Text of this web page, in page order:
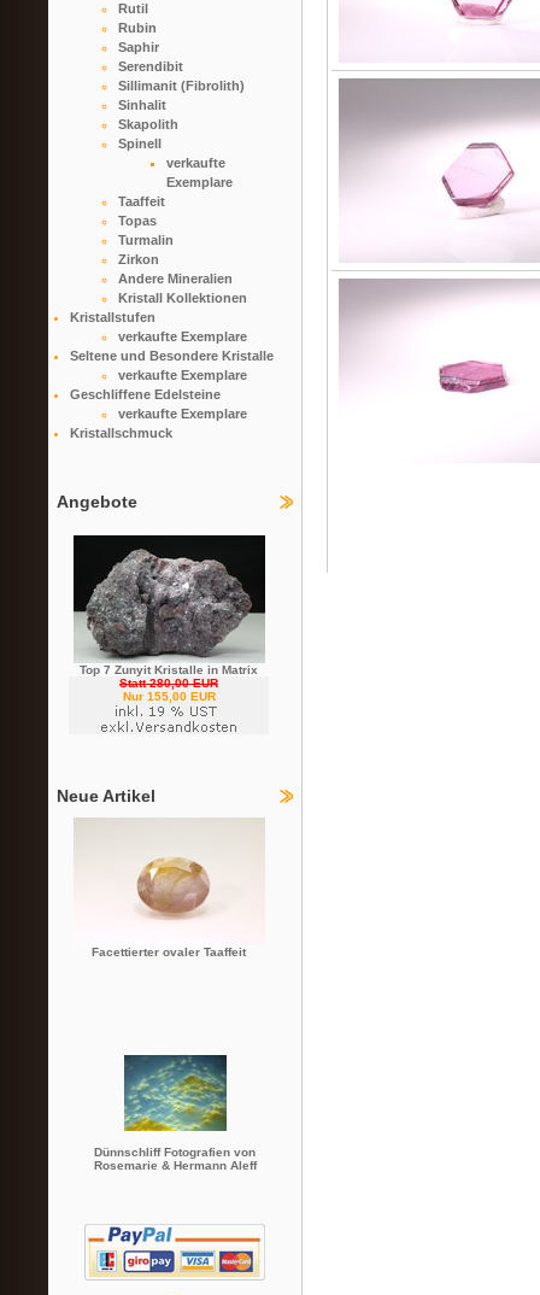
Rutil
Rubin
Saphir
Serendibit
Sillimanit (Fibrolith)
Sinhalit
Skapolith
Spinell
verkaufte
Exemplare
Taaffeit
Topas
Turmalin
Zirkon
Andere Mineralien
Kristall Kollektionen
Kristallstufen
verkaufte Exemplare
Seltene und Besondere Kristalle
verkaufte Exemplare
Geschliffene Edelsteine
verkaufte Exemplare
Kristallschmuck
Angebote
Top 7 Zunyit Kristalle in Matrix
Statt 280,00 EUR
Nur 155,00 EUR
Neue Artikel
Facettierter ovaler Taaffeit
Dünnschliff Fotografien von
Rosemarie & Hermann Aleff